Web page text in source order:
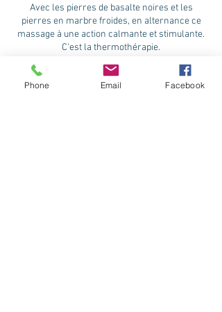
Avec les pierres de basalte noires et les
pierres en marbre froides, en alternance ce
massage à une action calmante et stimulante.
C'est la thermothérapie.
Phone Email Facebook